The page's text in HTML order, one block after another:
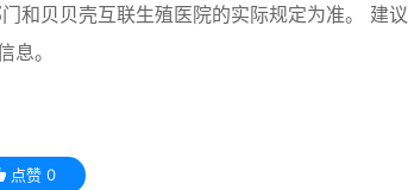
和贝贝壳互联生殖医院的实际规定为准。 建议
。
点赞 0